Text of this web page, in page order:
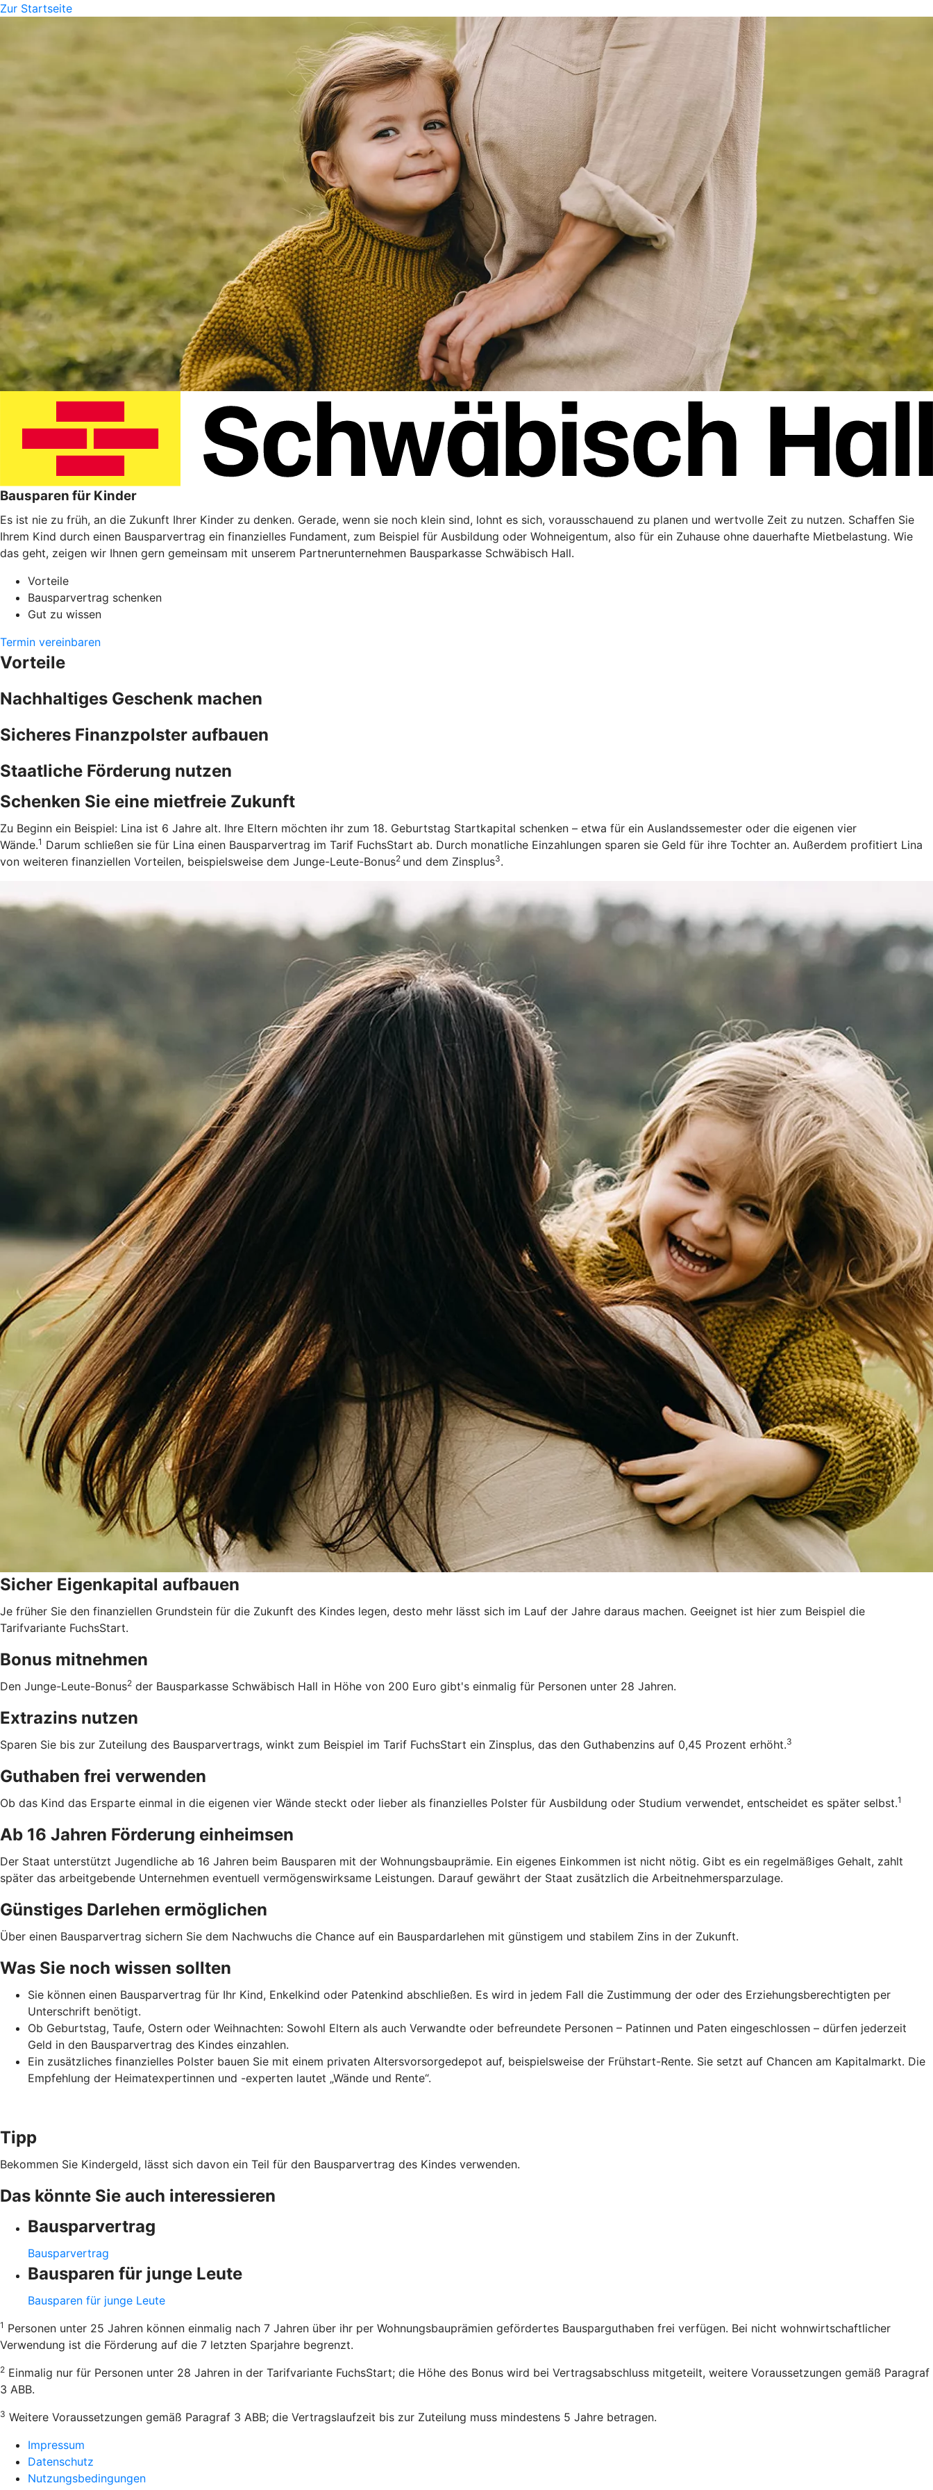
Zur Startseite
Bausparen für Kinder
Es ist nie zu früh, an die Zukunft Ihrer Kinder zu denken. Gerade, wenn sie noch klein sind, lohnt es sich, vorausschauend zu planen und wertvolle Zeit zu nutzen. Schaffen Sie
Ihrem Kind durch einen Bausparvertrag ein finanzielles Fundament, zum Beispiel für Ausbildung oder Wohneigentum, also für ein Zuhause ohne dauerhafte Mietbelastung. Wie
das geht, zeigen wir Ihnen gern gemeinsam mit unserem Partnerunternehmen Bausparkasse Schwäbisch Hall.
Vorteile
Bausparvertrag schenken
Gut zu wissen
Termin vereinbaren
Vorteile
Nachhaltiges Geschenk machen
Sicheres Finanzpolster aufbauen
Staatliche Förderung nutzen
Schenken Sie eine mietfreie Zukunft
Zu Beginn ein Beispiel: Lina ist 6 Jahre alt. Ihre Eltern möchten ihr zum 18. Geburtstag Startkapital schenken – etwa für ein Auslandssemester oder die eigenen vier
Wände.1 Darum schließen sie für Lina einen Bausparvertrag im Tarif FuchsStart ab. Durch monatliche Einzahlungen sparen sie Geld für ihre Tochter an. Außerdem profitiert Lina
von weiteren finanziellen Vorteilen, beispielsweise dem Junge-Leute-Bonus2 und dem Zinsplus3.
Sicher Eigenkapital aufbauen
Je früher Sie den finanziellen Grundstein für die Zukunft des Kindes legen, desto mehr lässt sich im Lauf der Jahre daraus machen. Geeignet ist hier zum Beispiel die
Tarifvariante FuchsStart.
Bonus mitnehmen
Den Junge-Leute-Bonus2 der Bausparkasse Schwäbisch Hall in Höhe von 200 Euro gibt's einmalig für Personen unter 28 Jahren.
Extrazins nutzen
Sparen Sie bis zur Zuteilung des Bausparvertrags, winkt zum Beispiel im Tarif FuchsStart ein Zinsplus, das den Guthabenzins auf 0,45 Prozent erhöht.3
Guthaben frei verwenden
Ob das Kind das Ersparte einmal in die eigenen vier Wände steckt oder lieber als finanzielles Polster für Ausbildung oder Studium verwendet, entscheidet es später selbst.1
Ab 16 Jahren Förderung einheimsen
Der Staat unterstützt Jugendliche ab 16 Jahren beim Bausparen mit der Wohnungsbauprämie. Ein eigenes Einkommen ist nicht nötig. Gibt es ein regelmäßiges Gehalt, zahlt
später das arbeitgebende Unternehmen eventuell vermögenswirksame Leistungen. Darauf gewährt der Staat zusätzlich die Arbeitnehmer­spar­zulage.
Günstiges Darlehen ermöglichen
Über einen Bausparvertrag sichern Sie dem Nachwuchs die Chance auf ein Bauspardarlehen mit günstigem und stabilem Zins in der Zukunft.
Was Sie noch wissen sollten
Sie können einen Bausparvertrag für Ihr Kind, Enkelkind oder Patenkind abschließen. Es wird in jedem Fall die Zustimmung der oder des Erziehungsberechtigten per
Unterschrift benötigt.
Ob Geburtstag, Taufe, Ostern oder Weihnachten: Sowohl Eltern als auch Verwandte oder befreundete Personen – Patinnen und Paten eingeschlossen – dürfen jederzeit
Geld in den Bausparvertrag des Kindes einzahlen.
Ein zusätzliches finanzielles Polster bauen Sie mit einem privaten Altersvorsorgedepot auf, beispielsweise der Frühstart-Rente. Sie setzt auf Chancen am Kapitalmarkt. Die
Empfehlung der Heimatexpertinnen und -experten lautet „Wände und Rente“.
Tipp
Bekommen Sie Kindergeld, lässt sich davon ein Teil für den Bausparvertrag des Kindes verwenden.
Das könnte Sie auch interessieren
Bausparvertrag
Bausparvertrag
Bausparen für junge Leute
Bausparen für junge Leute
1 Personen unter 25 Jahren können einmalig nach 7 Jahren über ihr per Wohnungsbauprämien gefördertes Bausparguthaben frei verfügen. Bei nicht wohnwirtschaftlicher
Verwendung ist die Förderung auf die 7 letzten Sparjahre begrenzt.
2 Einmalig nur für Personen unter 28 Jahren in der Tarifvariante FuchsStart; die Höhe des Bonus wird bei Vertragsabschluss mitgeteilt, weitere Voraussetzungen gemäß Paragraf
3 ABB.
3 Weitere Voraussetzungen gemäß Paragraf 3 ABB; die Vertragslaufzeit bis zur Zuteilung muss mindestens 5 Jahre betragen.
Impressum
Datenschutz
Nutzungsbedingungen